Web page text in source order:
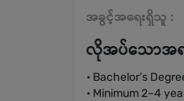
အခွင့်အရေးရှိသူ :
လိုအပ်သောအရ
• Bachelor’s
• Minimum 2–4